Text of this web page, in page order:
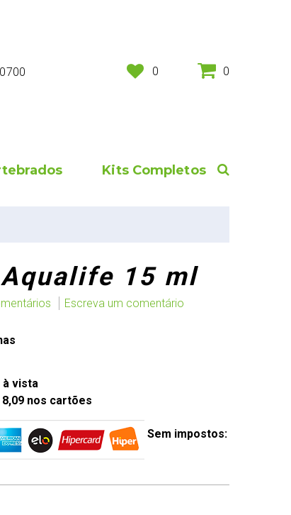
0 0
Kits Completos
15 ml
Escreva um comentário
à vista
8,09 nos cartões
Sem impostos: